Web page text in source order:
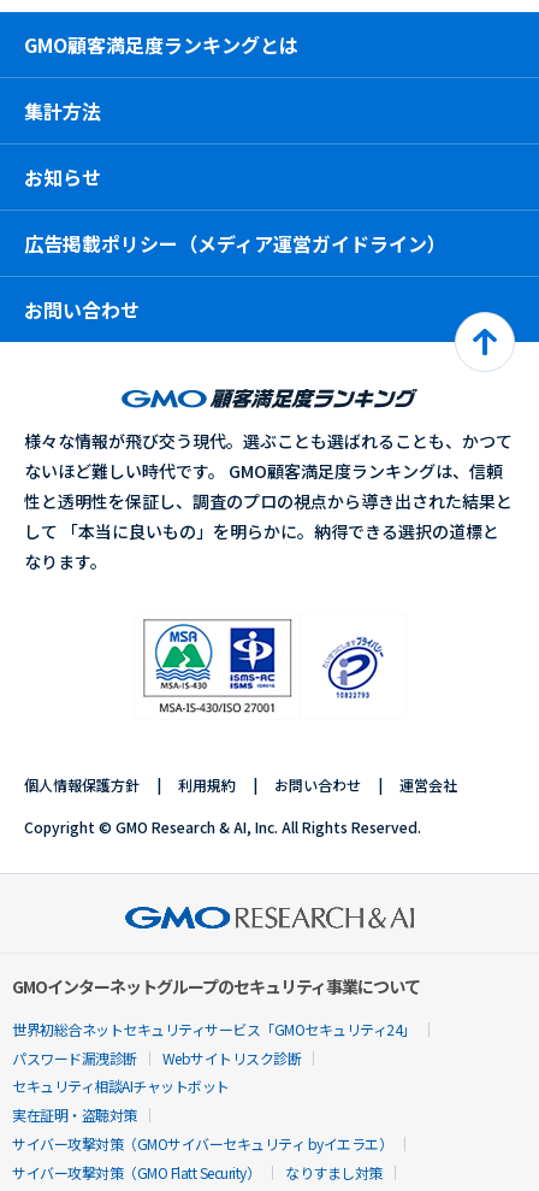
GMO顧客満足度ランキングとは
集計方法
お知らせ
広告掲載ポリシー（メディア運営ガイドライン）
お問い合わせ
様々な情報が飛び交う現代。選ぶことも選ばれることも、かつて
ないほど難しい時代です。 GMO顧客満足度ランキングは、信頼
性と透明性を保証し、調査のプロの視点から導き出された結果と
して 「本当に良いもの」を明らかに。納得できる選択の道標と
なります。
個人情報保護方針 利用規約 お問い合わせ 運営会社
Copyright © GMO Research & AI, Inc. All Rights Reserved.
GMOインターネットグループのセキュリティ事業について
世界初総合ネットセキュリティサービス「GMOセキュリティ24」
パスワード漏洩診断
Webサイトリスク診断
セキュリティ相談AIチャットボット
実在証明・盗聴対策
サイバー攻撃対策（GMOサイバーセキュリティ byイエラエ）
サイバー攻撃対策（GMO Flatt Security）
なりすまし対策